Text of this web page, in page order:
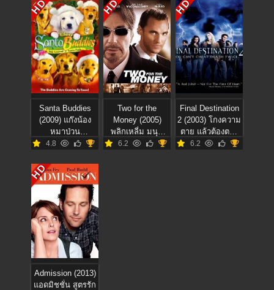
HD
Santa Buddies
(2009) แก๊งน้อง
หมาป่วน
คริสต์มาส
4.8
HD
Two for the
Money (2005)
พลิกเหลี่ม มนุษ์
เงินล้าน
6.2
HD
Final Destination
2 (2003) โกงความ
ตาย แล้วต้องตาย
ภาค 2
6.2
HD
Admission (2013)
แอดมิชชั่น สูตรรัก